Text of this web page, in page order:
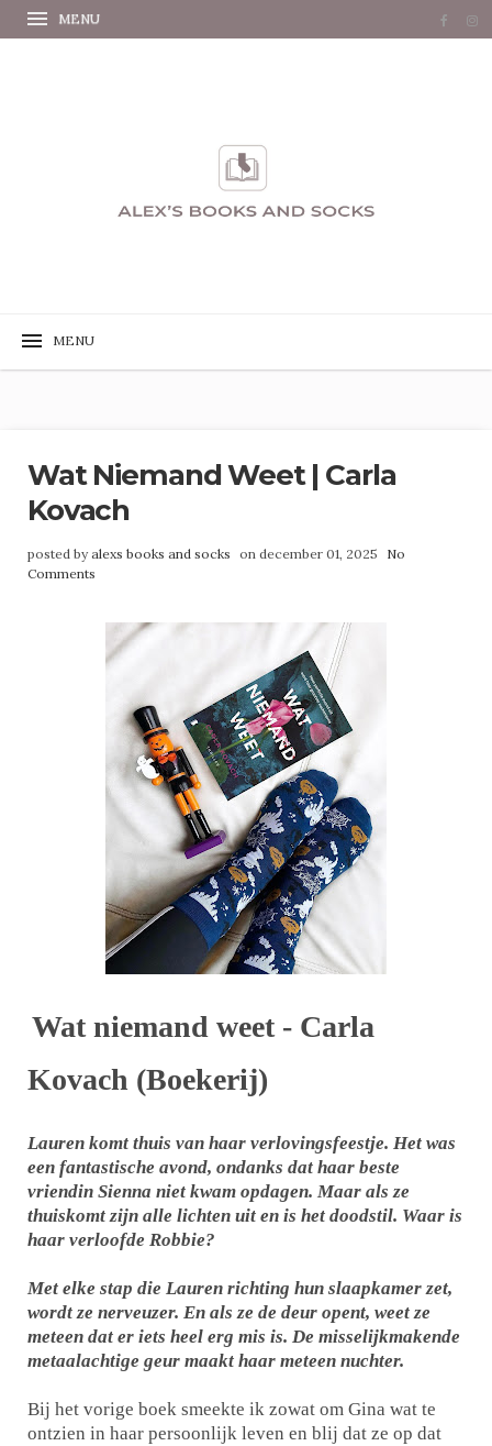
Wat Niemand Weet | Carla
Kovach
posted byalexs books and socks on december 01, 2025
No
Comments
Wat niemand weet - Carla
Kovach (Boekerij)
Lauren komt thuis van haar verlovingsfeestje. Het was
een fantastische avond, ondanks dat haar beste
vriendin Sienna niet kwam opdagen. Maar als ze
thuiskomt zijn alle lichten uit en is het doodstil. Waar is
haar verloofde Robbie?
Met elke stap die Lauren richting hun slaapkamer zet,
wordt ze nerveuzer. En als ze de deur opent, weet ze
meteen dat er iets heel erg mis is. De misselijkmakende
metaalachtige geur maakt haar meteen nuchter.
Bij het vorige boek smeekte ik zowat om Gina wat te
ontzien in haar persoonlijk leven en blij dat ze op dat